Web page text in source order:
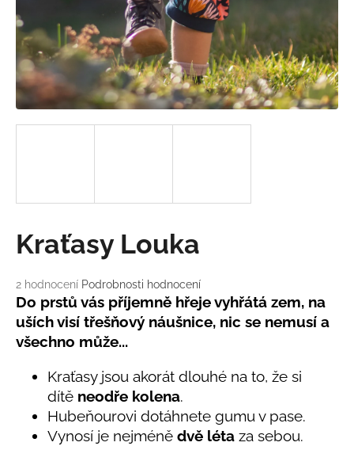
Průměrné
hodnocení
produktu
je
5,0
hvězdiček.
2 hodnocení Podrobnosti hodnocení
Kraťasy Louka
Do prstů vás příjemně hřeje vyhřátá zem, na
uších visí třešňový náušnice, nic se nemusí a
všechno může...
Kraťasy jsou akorát dlouhé na to, že si
dítě neodře kolena.
Hubeňourovi dotáhnete gumu v pase.
Vynosí je nejméně dvě léta za sebou.
a
í
t
?
D
p
o
r
u